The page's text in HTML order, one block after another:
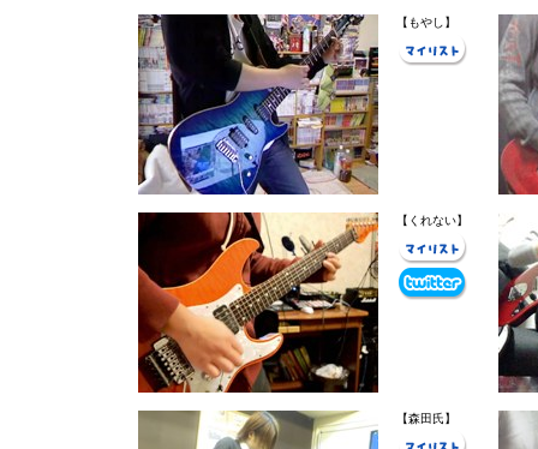
【もやし】
【くれない】
【森田氏】